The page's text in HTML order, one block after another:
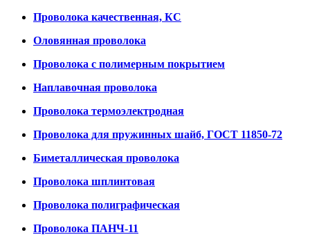
Проволока качественная, КС
Оловянная проволока
Проволока с полимерным покрытием
Наплавочная проволока
Проволока термоэлектродная
Проволока для пружинных шайб, ГОСТ 11850-72
Биметаллическая проволока
Проволока шплинтовая
Проволока полиграфическая
Проволока ПАНЧ-11